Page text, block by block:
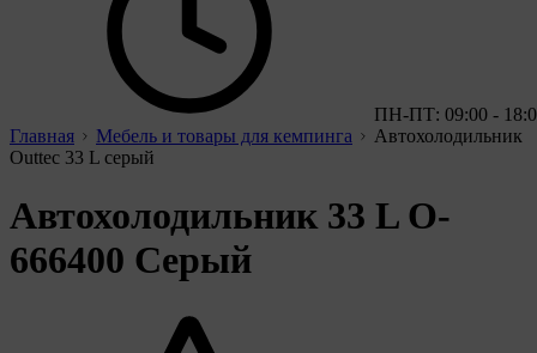
ПН-ПТ: 09:00 -
Главная
Мебель и товары для кемпинга
Автохолодильник
Outtec 33 L серый
Автохолодильник 33 L O-
666400 Серый